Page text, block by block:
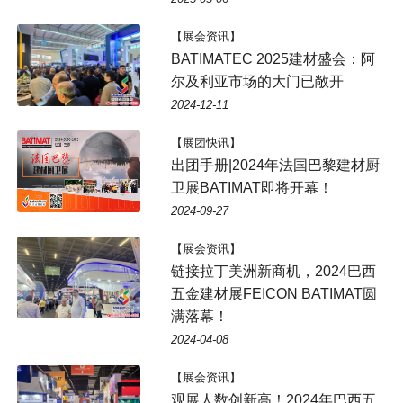
【展会资讯】
BATIMATEC 2025建材盛会：阿
尔及利亚市场的大门已敞开
2024-12-11
【展团快讯】
出团手册|2024年法国巴黎建材厨
卫展BATIMAT即将开幕！
2024-09-27
【展会资讯】
链接拉丁美洲新商机，2024巴西
五金建材展FEICON BATIMAT圆
满落幕！
2024-04-08
【展会资讯】
观展人数创新高！2024年巴西五